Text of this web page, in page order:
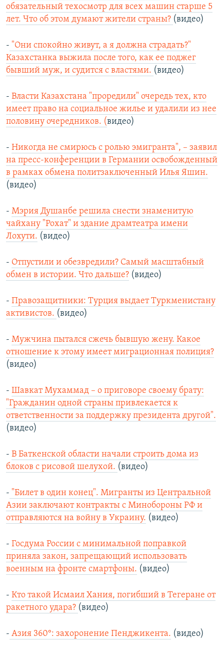
обязательный техосмотр для всех машин старше 5
лет. Что об этом думают жители страны? (видео)
- "Они спокойно живут, а я должна страдать?"
Казахстанка выжила после того, как ее поджег
бывший муж, и судится с властями. (видео)
- Власти Казахстана "проредили" очередь тех, кто
имеет право на социальное жилье и удалили из нее
половину очередников. (видео)
- Никогда не смирюсь с ролью эмигранта", – заявил
на пресс-конференции в Германии освобожденный
в рамках обмена политзаключенный Илья Яшин.
(видео)
- Мэрия Душанбе решила снести знаменитую
чайхану "Рохат" и здание драмтеатра имени
Лохути. (видео)
- Отпустили и обезвредили? Самый масштабный
обмен в истории. Что дальше? (видео)
- Правозащитники: Турция выдает Туркменистану
активистов. (видео)
- Мужчина пытался сжечь бывшую жену. Какое
отношение к этому имеет миграционная полиция?
(видео)
- Шавкат Мухаммад – о приговоре своему брату:
"Гражданин одной страны привлекается к
ответственности за поддержку президента другой".
(видео)
- В Баткенской области начали строить дома из
блоков с рисовой шелухой. (видео)
- "Билет в один конец". Мигранты из Центральной
Азии заключают контракты с Минобороны РФ и
отправляются на войну в Украину. (видео)
- Госдума России с минимальной поправкой
приняла закон, запрещающий использовать
военным на фронте смартфоны. (видео)
- Кто такой Исмаил Хания, погибший в Тегеране от
ракетного удара? (видео)
- Азия 360°: захоронение Пенджикента. (видео)